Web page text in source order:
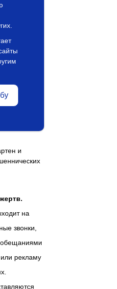
и
на
звонки,
обещаниями
или рекламу